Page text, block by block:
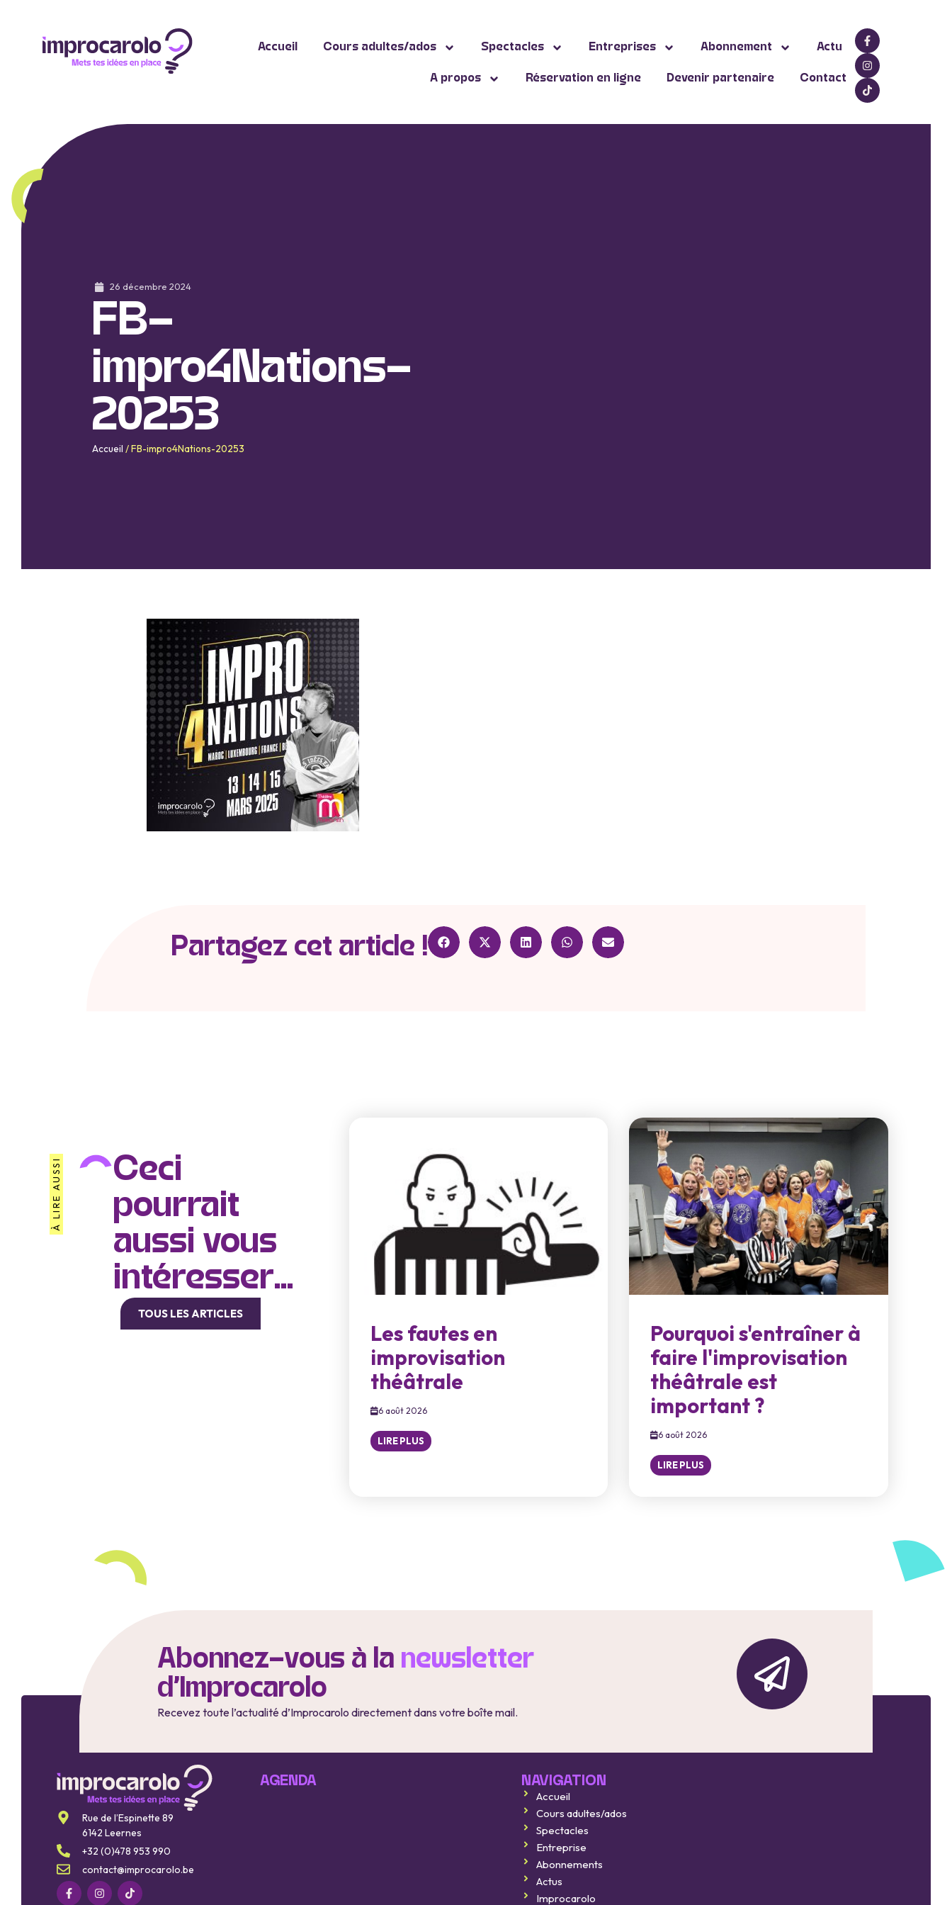
Accueil Cours adultes/ados Spectacles Entreprises Abonnement Actu
A propos Réservation en ligne Devenir partenaire Contact
26 décembre 2024
FB-
impro4Nations-
20253
Accueil /FB-impro4Nations-20253
Partagez cet article !
À LIRE AUSSI
Ceci
pourrait
aussi vous
intéresser...
TOUS LES ARTICLES
Les fautes en
improvisation
théâtrale
6 août 2026
LIRE PLUS
Pourquoi s'entraîner à
faire l'improvisation
théâtrale est
important ?
6 août 2026
LIRE PLUS
Abonnez-vous à la newsletter
d'Improcarolo
Recevez toute l’actualité d’Improcarolo directement dans votre boîte mail.
Rue de l’Espinette 89
6142 Leernes
+32 (0)478 953 990
contact@improcarolo.be
AGENDA NAVIGATION
Accueil
Cours adultes/ados
Spectacles
Entreprise
Abonnements
Actus
Improcarolo